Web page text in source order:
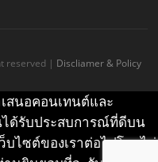
reserved | Discliamer & Policy
สนอคอนเทนต์และ
ด้รับประสบการณ์ที่ดีบน
บไซต์ของเราต่อไปโดยไม่